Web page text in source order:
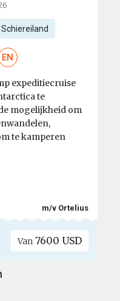
EN
expeditiecruise
te
mogelijkheid om
te kamperen
m/v Ortelius
Van 7600 USD